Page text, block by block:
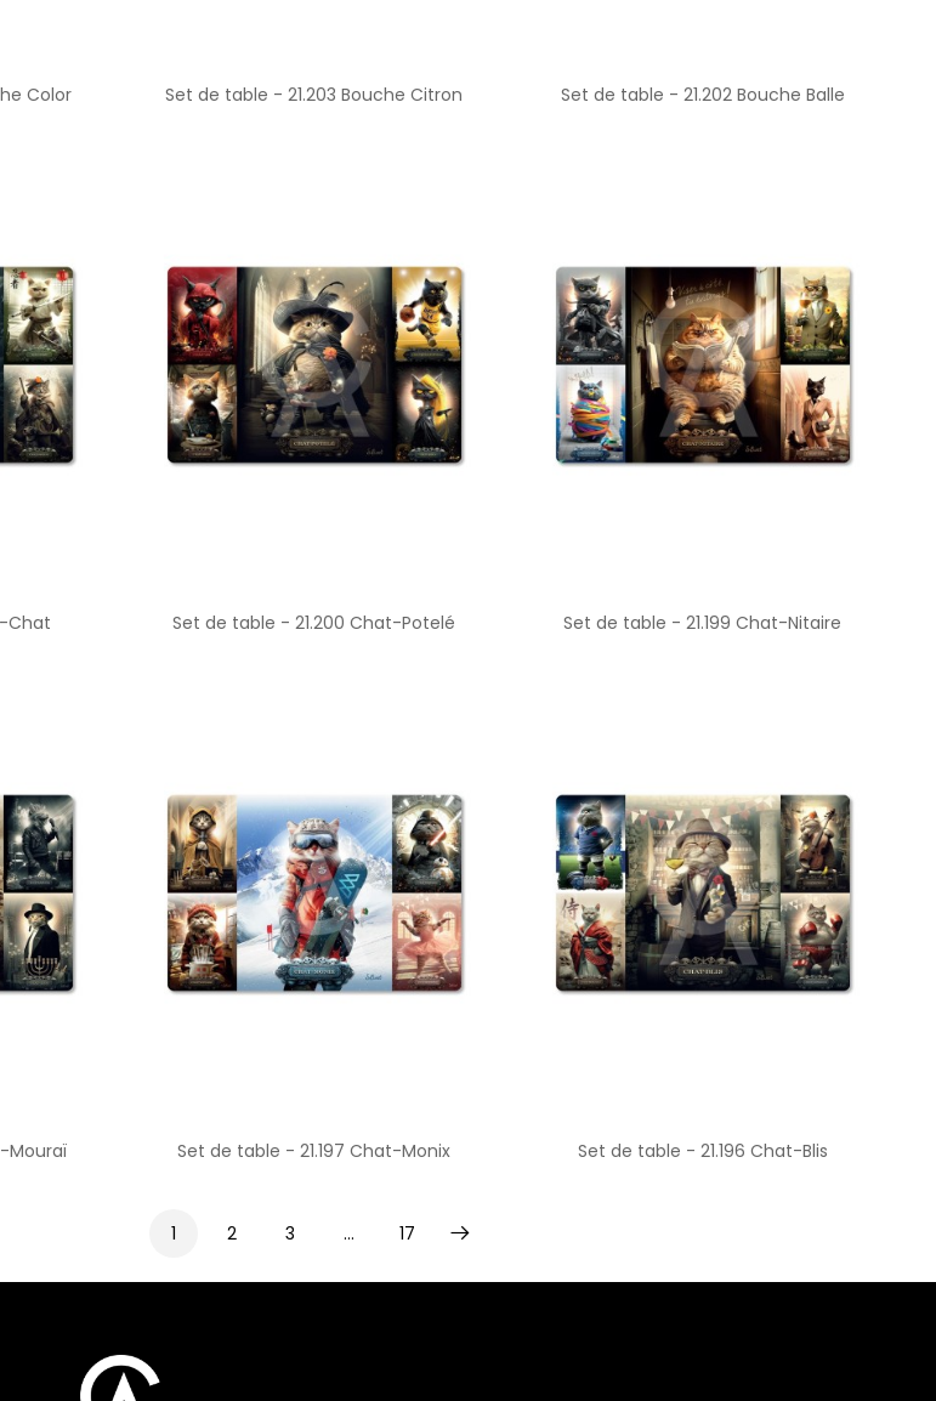
Color Set de table - 21.203 Bouche Citron Set de table - 21.202 Bouche Balle
Chat Set de table - 21.200 Chat-Potelé Set de table - 21.199 Chat-Nitaire
Mouraï Set de table - 21.197 Chat-Monix Set de table - 21.196 Chat-Blis
1 2 3 … 17 Suivant